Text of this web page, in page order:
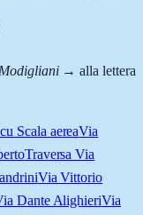
→ alla lettera
Scala aereaVia
Traversa Via
Via Vittorio
Dante AlighieriVia